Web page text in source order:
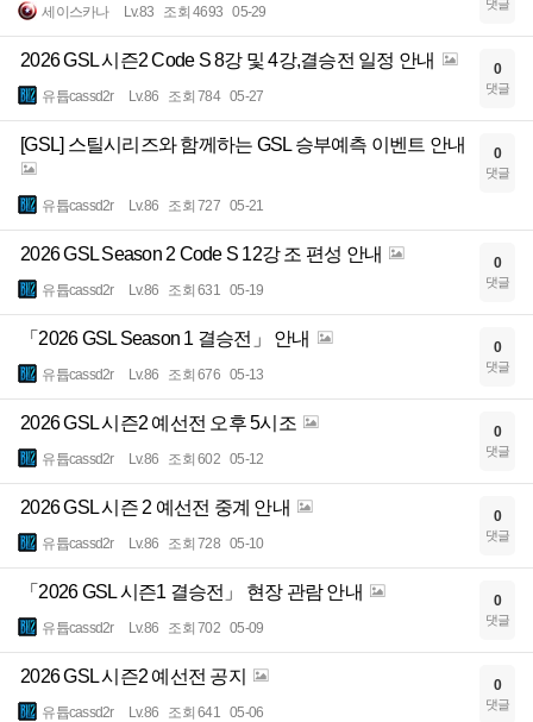
세이스카나 Lv.83 조회 4693 05-29 댓글
2026 GSL 시즌2 Code S 8강 및 4강,결승전 일정 안내
유튭cassd2r Lv.86 조회 784 05-27
0
댓글
[GSL] 스틸시리즈와 함께하는 GSL 승부예측 이벤트 안내
유튭cassd2r Lv.86 조회 727 05-21
0
댓글
2026 GSL Season 2 Code S 12강 조 편성 안내
유튭cassd2r Lv.86 조회 631 05-19
0
댓글
「2026 GSL Season 1 결승전」 안내
유튭cassd2r Lv.86 조회 676 05-13
0
댓글
2026 GSL 시즌2 예선전 오후 5시조
유튭cassd2r Lv.86 조회 602 05-12
0
댓글
2026 GSL 시즌 2 예선전 중계 안내
유튭cassd2r Lv.86 조회 728 05-10
0
댓글
「2026 GSL 시즌1 결승전」 현장 관람 안내
유튭cassd2r Lv.86 조회 702 05-09
0
댓글
2026 GSL 시즌2 예선전 공지
유튭cassd2r Lv.86 조회 641 05-06
0
댓글